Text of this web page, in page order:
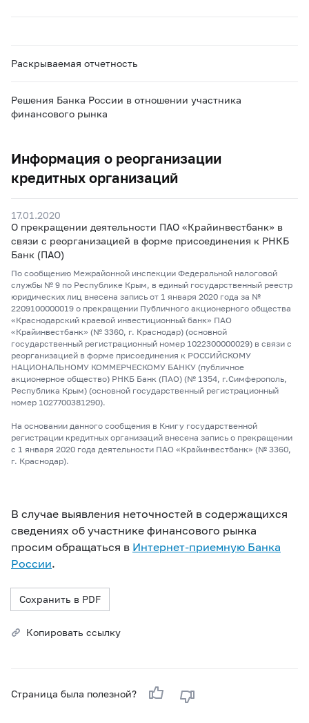
Раскрываемая отчетность
Решения Банка России в отношении участника
финансового рынка
Информация о реорганизации
кредитных организаций
17.01.2020
О прекращении деятельности ПАО «Крайинвестбанк» в
связи с реорганизацией в форме присоединения к РНКБ
Банк (ПАО)
По сообщению Межрайонной инспекции Федеральной налоговой
службы № 9 по Республике Крым, в единый государственный реестр
юридических лиц внесена запись от 1 января 2020 года за №
2209100000019 о прекращении Публичного акционерного общества
«Краснодарский краевой инвестиционный банк» ПАО
«Крайинвестбанк» (№ 3360, г. Краснодар) (основной
государственный регистрационный номер 1022300000029) в связи с
реорганизацией в форме присоединения к РОССИЙСКОМУ
НАЦИОНАЛЬНОМУ КОММЕРЧЕСКОМУ БАНКУ (публичное
акционерное общество) РНКБ Банк (ПАО) (№ 1354, г.Симферополь,
Республика Крым) (основной государственный регистрационный
номер 1027700381290).
На основании данного сообщения в Книгу государственной
регистрации кредитных организаций внесена запись о прекращении
с 1 января 2020 года деятельности ПАО «Крайинвестбанк» (№ 3360,
г. Краснодар).
В случае выявления неточностей в содержащихся
сведениях об участнике финансового рынка
просим обращаться в Интернет-приемную Банка
России.
Сохранить в PDF
Копировать ссылку
Страница была полезной?